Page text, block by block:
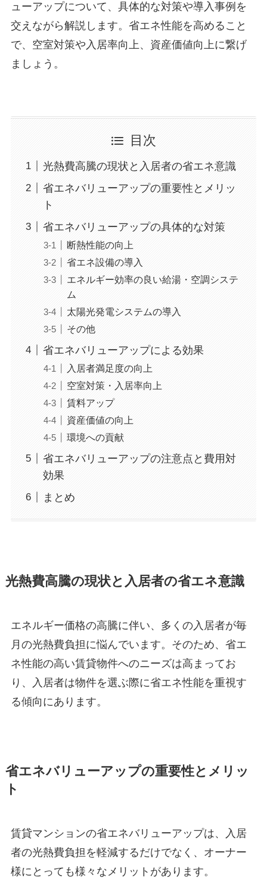
ューアップについて、具体的な対策や導入事例を
交えながら解説します。省エネ性能を高めること
で、空室対策や入居率向上、資産価値向上に繋げ
ましょう。
目次
光熱費高騰の現状と入居者の省エネ意識
省エネバリューアップの重要性とメリッ
ト
省エネバリューアップの具体的な対策
断熱性能の向上
省エネ設備の導入
エネルギー効率の良い給湯・空調システ
ム
太陽光発電システムの導入
その他
省エネバリューアップによる効果
入居者満足度の向上
空室対策・入居率向上
賃料アップ
資産価値の向上
環境への貢献
省エネバリューアップの注意点と費用対
効果
まとめ
光熱費高騰の現状と入居者の省エネ意識
エネルギー価格の高騰に伴い、多くの入居者が毎
月の光熱費負担に悩んでいます。そのため、省エ
ネ性能の高い賃貸物件へのニーズは高まってお
り、入居者は物件を選ぶ際に省エネ性能を重視す
る傾向にあります。
省エネバリューアップの重要性とメリッ
ト
賃貸マンションの省エネバリューアップは、入居
者の光熱費負担を軽減するだけでなく、オーナー
様にとっても様々なメリットがあります。